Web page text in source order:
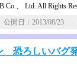
Co.、 Ltd. All Rights
開日：2013/08/
恐ろしいバグ